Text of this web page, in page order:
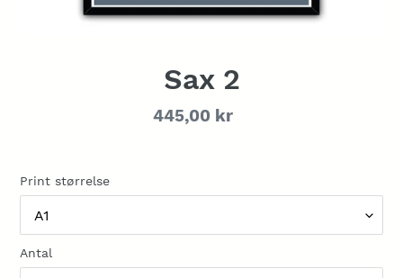
Sax 2
Normalpris
445,00 kr
Print størrelse
Antal